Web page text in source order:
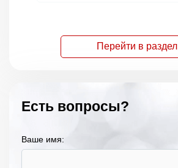
Перейти в раздел
Есть вопросы?
Ваше имя: